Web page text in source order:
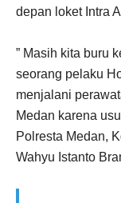
depan loket Intra
” Masih kita buru
seorang pelaku
menjalani
Medan karena
Polresta Medan,
Wahyu Istanto